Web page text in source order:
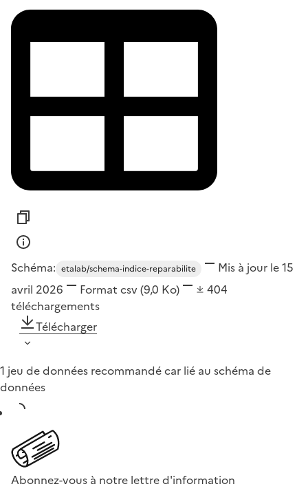
Schéma: etalab/schema-indice-reparabilite
Mis à jour le 15
avril 2026
Format csv(9,0 Ko)
404
téléchargements
Télécharger
1 jeu de données recommandé car lié au schéma de
données
Abonnez-vous à notre lettre d'information